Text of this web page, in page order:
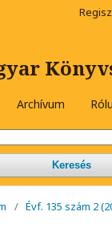
Archívum
Keresés
/ Évf. 135 szám 2